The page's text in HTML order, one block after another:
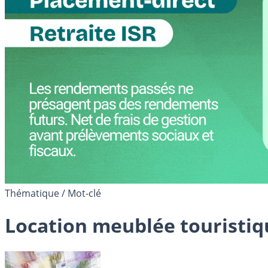
Thématique / Mot-clé
Location meublée